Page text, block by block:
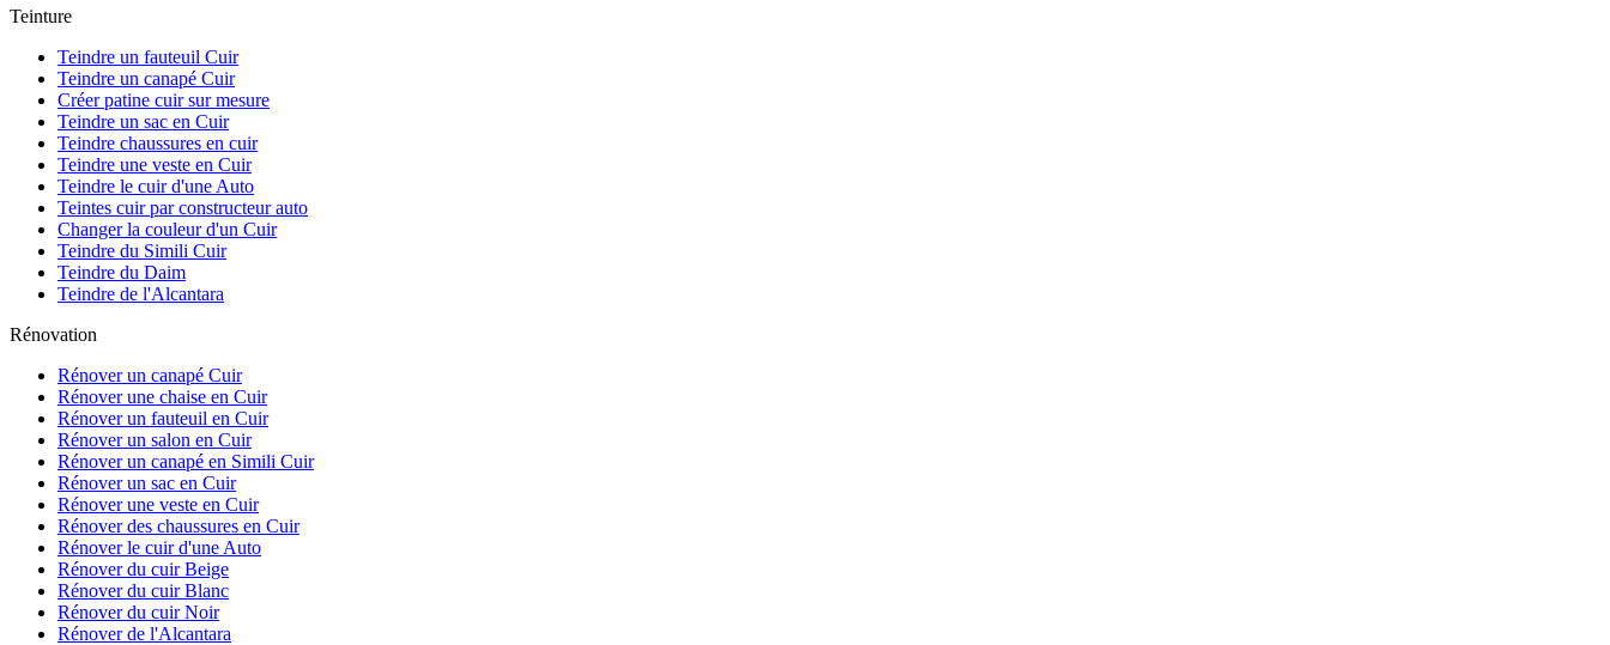
Teinture
Teindre un fauteuil Cuir
Teindre un canapé Cuir
Créer patine cuir sur mesure
Teindre un sac en Cuir
Teindre chaussures en cuir
Teindre une veste en Cuir
Teindre le cuir d'une Auto
Teintes cuir par constructeur auto
Changer la couleur d'un Cuir
Teindre du Simili Cuir
Teindre du Daim
Teindre de l'Alcantara
Rénovation
Rénover un canapé Cuir
Rénover une chaise en Cuir
Rénover un fauteuil en Cuir
Rénover un salon en Cuir
Rénover un canapé en Simili Cuir
Rénover un sac en Cuir
Rénover une veste en Cuir
Rénover des chaussures en Cuir
Rénover le cuir d'une Auto
Rénover du cuir Beige
Rénover du cuir Blanc
Rénover du cuir Noir
Rénover de l'Alcantara